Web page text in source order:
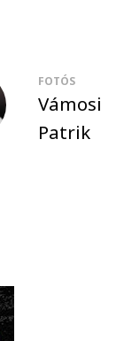
FOTÓS
Vámosi
Patrik